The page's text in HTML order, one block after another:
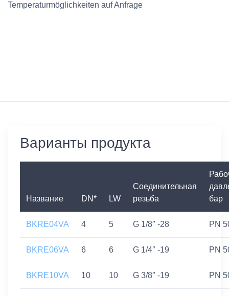
Temperaturmöglichkeiten auf Anfrage
Варианты продукта
Название DN* LW
Соединительная
резьба
бар
BKRE04VA 4 5 G 1/8″ -28 PN
BKRE06VA 6 6 G 1/4″ -19 PN
BKRE10VA 10 10 G 3/8″ -19 PN